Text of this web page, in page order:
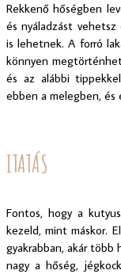
Rekkenő hőségben
és nyáladzást
is lehetnek. A forró
könnyen
és az alábbi
ebben a melegben, és
ITATÁS
Fontos, hogy a
kezeld, mint máskor.
gyakrabban, akár több
nagy a hőség,